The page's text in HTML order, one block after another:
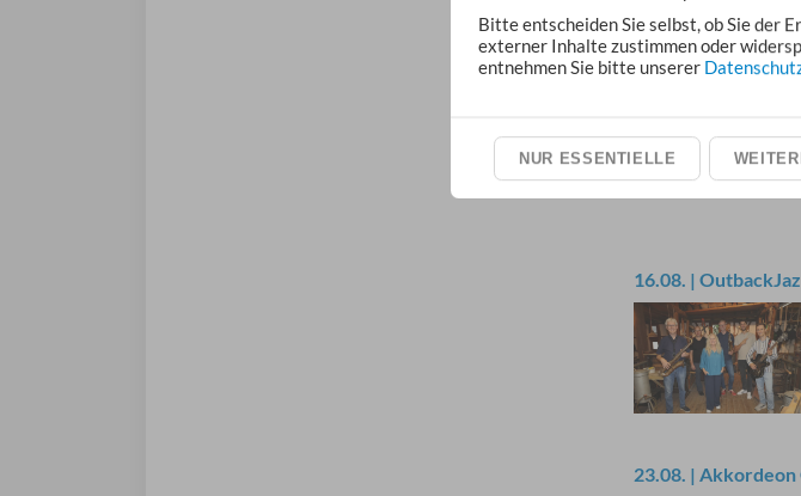
09.08. |
16.08. |
23.08. |
Bitte entscheiden Sie selbst, ob Sie der
externer Inhalte zustimmen oder
entnehmen Sie bitte unserer
NUR ESSENTIELLE